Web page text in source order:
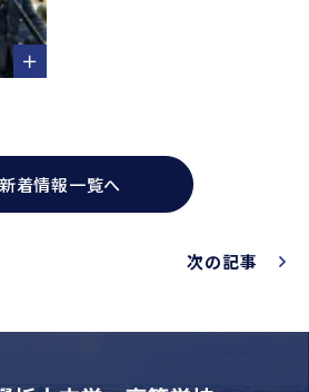
新着情報一覧へ
次の記事